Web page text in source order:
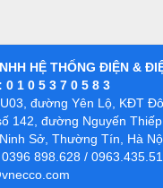
HỆ THỐNG ĐIỆN &
1 0 5 3 7 0 5 8 3
đường Yên Lộ, KĐT
142, đường Nguyến
Sở, Thường Tín, Hà
898.628 /